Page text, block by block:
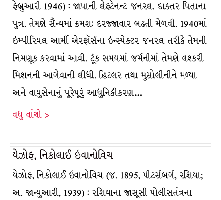
ફેબ્રુઆરી 1946) : જાપાની લેફ્ટેનન્ટ જનરલ. દાક્તર પિતાના
પુત્ર. તેમણે સૈન્યમાં ક્રમશ: દરજ્જાવાર બઢતી મેળવી. 1940માં
ઇમ્પીરિયલ આર્મી એરફૉર્સના ઇન્સ્પેક્ટર જનરલ તરીકે તેમની
નિમણૂક કરવામાં આવી. ટૂંક સમયમાં જર્મનીમાં તેમણે લશ્કરી
મિશનની આગેવાની લીધી. હિટલર તથા મુસોલીનીને મળ્યા
અને વાયુસેનાનું પૂરેપૂરું આધુનિકીકરણ…
વધુ વાંચો >
યેઝોફ, નિકોલાઈ ઇવાનોવિચ
યેઝોફ, નિકોલાઈ ઇવાનોવિચ (જ. 1895, પીટર્સબર્ગ, રશિયા;
અ. જાન્યુઆરી, 1939) : રશિયાના જાસૂસી પોલીસતંત્રના